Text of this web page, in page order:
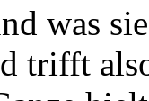
was
trifft